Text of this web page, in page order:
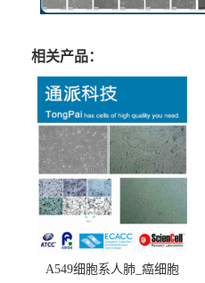
相关产品：
A549细胞系人肺_癌细胞